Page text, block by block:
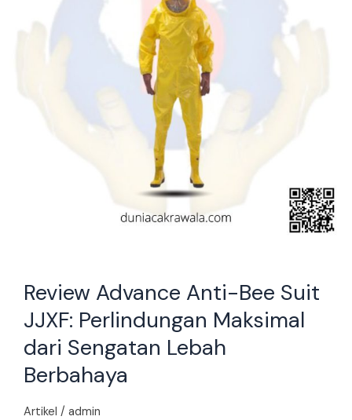
Review Advance Anti-Bee Suit
JJXF: Perlindungan Maksimal
dari Sengatan Lebah
Berbahaya
Artikel / admin
Perlindungan